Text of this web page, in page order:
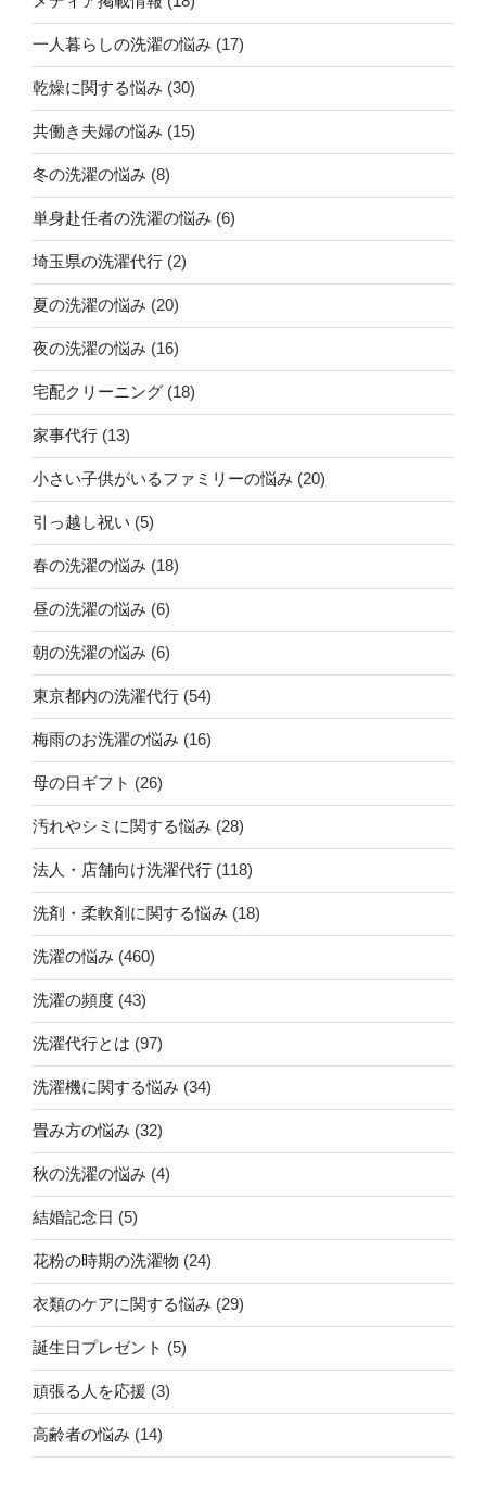
一人暮らしの洗濯の悩み (17)
乾燥に関する悩み (30)
共働き夫婦の悩み (15)
冬の洗濯の悩み (8)
単身赴任者の洗濯の悩み (6)
埼玉県の洗濯代行 (2)
夏の洗濯の悩み (20)
夜の洗濯の悩み (16)
宅配クリーニング (18)
家事代行 (13)
小さい子供がいるファミリーの悩み (20)
引っ越し祝い (5)
春の洗濯の悩み (18)
昼の洗濯の悩み (6)
朝の洗濯の悩み (6)
東京都内の洗濯代行 (54)
梅雨のお洗濯の悩み (16)
母の日ギフト (26)
汚れやシミに関する悩み (28)
法人・店舗向け洗濯代行 (118)
洗剤・柔軟剤に関する悩み (18)
洗濯の悩み (460)
洗濯の頻度 (43)
洗濯代行とは (97)
洗濯機に関する悩み (34)
畳み方の悩み (32)
秋の洗濯の悩み (4)
結婚記念日 (5)
花粉の時期の洗濯物 (24)
衣類のケアに関する悩み (29)
誕生日プレゼント (5)
頑張る人を応援 (3)
高齢者の悩み (14)